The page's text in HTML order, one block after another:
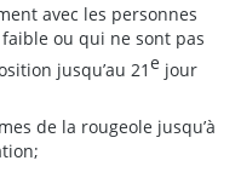
avec les personnes
ou qui ne sont pas
jusqu’au 21e jour
de la rougeole jusqu’à